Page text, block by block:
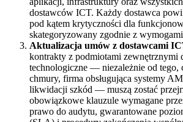
dostawców ICT. Każdy dostawca
pod kątem krytyczności dla
skategoryzowany zgodnie z
Aktualizacja umów z dostawcami
kontrakty z podmiotami zewnętrznymi
technologiczne — niezależnie od tego,
chmury, firma obsługująca systemy
likwidacji szkód — muszą zostać
obowiązkowe klauzule wymagane
prawo do audytu, gwarantowane